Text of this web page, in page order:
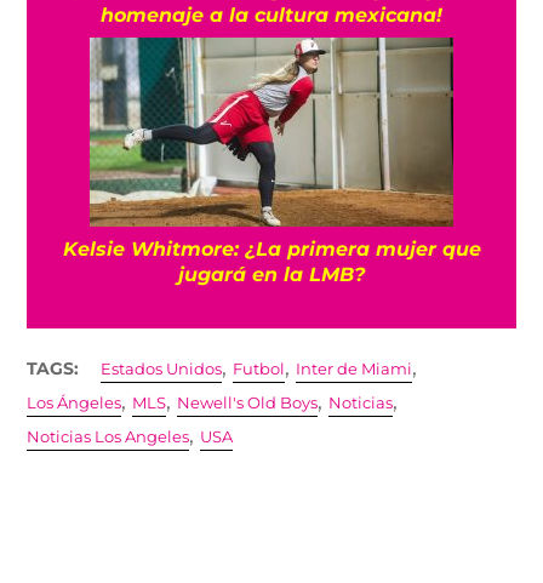
homenaje a la cultura mexicana!
Kelsie Whitmore: ¿La primera mujer que
jugará en la LMB?
TAGS: Estados Unidos, Futbol, Inter de Miami,
Los Ángeles, MLS, Newell's Old Boys, Noticias,
Noticias Los Angeles, USA